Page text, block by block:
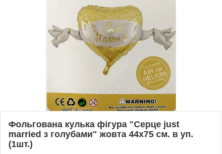
Фольгована кулька фігура "Серце just
married з голубами" жовта 44х75 см. в уп.
(1шт.)